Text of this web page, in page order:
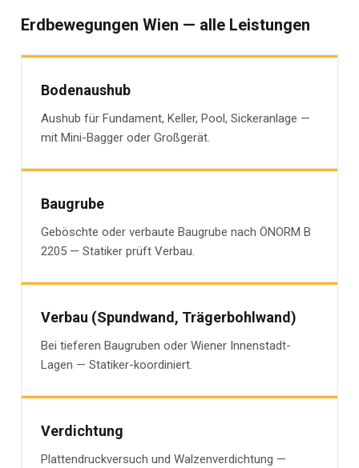
Erdbewegungen Wien — alle Leistungen
Bodenaushub
Aushub für Fundament, Keller, Pool, Sickeranlage —
mit Mini-Bagger oder Großgerät.
Baugrube
Geböschte oder verbaute Baugrube nach ÖNORM B
2205 — Statiker prüft Verbau.
Verbau (Spundwand, Trägerbohlwand)
Bei tieferen Baugruben oder Wiener Innenstadt-
Lagen — Statiker-koordiniert.
Verdichtung
Plattendruckversuch und Walzenverdichtung —